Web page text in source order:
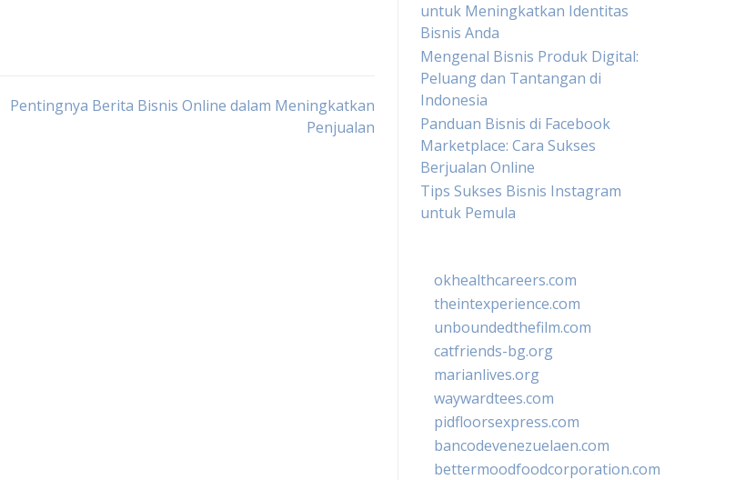
Pentingnya Berita Bisnis Online dalam Meningkatkan
Penjualan
untuk Meningkatkan Identitas
Bisnis Anda
Mengenal Bisnis Produk Digital:
Peluang dan Tantangan di
Indonesia
Panduan Bisnis di Facebook
Marketplace: Cara Sukses
Berjualan Online
Tips Sukses Bisnis Instagram
untuk Pemula
okhealthcareers.com
theintexperience.com
unboundedthefilm.com
catfriends-bg.org
marianlives.org
waywardtees.com
pidfloorsexpress.com
bancodevenezuelaen.com
bettermoodfoodcorporation.com